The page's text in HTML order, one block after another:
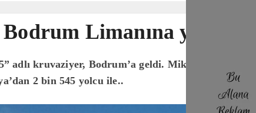
Limanına yanaştı
adlı kruvaziyer, Bodrum’a geldi. Mikanos
2 bin 545 yolcu ile..